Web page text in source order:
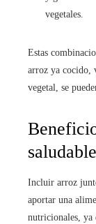
vegetales.
Estas
arroz ya cocido,
vegetal, se
Incluir arroz
aportar una
nutricionales, ya